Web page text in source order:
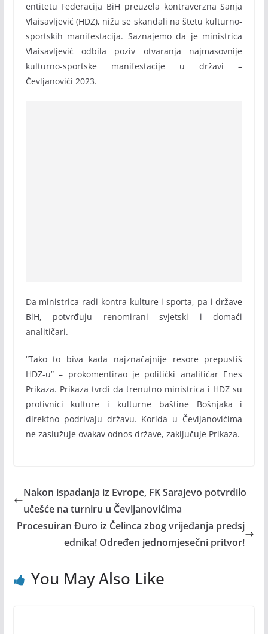
entitetu Federacija BiH preuzela kontraverzna Sanja
Vlaisavljević (HDZ), nižu se skandali na štetu kulturno-
sportskih manifestacija. Saznajemo da je ministrica
Vlaisavljević odbila poziv otvaranja najmasovnije
kulturno-sportske manifestacije u državi –
Čevljanovići 2023.
Da ministrica radi kontra kulture i sporta, pa i države
BiH, potvrđuju renomirani svjetski i domaći
analitičari.
“Tako to biva kada najznačajnije resore prepustiš
HDZ-u” – prokomentirao je politićki analitićar Enes
Prikaza. Prikaza tvrdi da trenutno ministrica i HDZ su
protivnici kulture i kulturne baštine Bošnjaka i
direktno podrivaju državu. Korida u Čevljanovićima
ne zaslužuje ovakav odnos države, zaključuje Prikaza.
Nakon ispadanja iz Evrope, FK Sarajevo potvrdilo
učešće na turniru u Čevljanovićima
Procesuiran Đuro iz Čelinca zbog vrijeđanja predsj
ednika! Određen jednomjesečni pritvor!
You May Also Like